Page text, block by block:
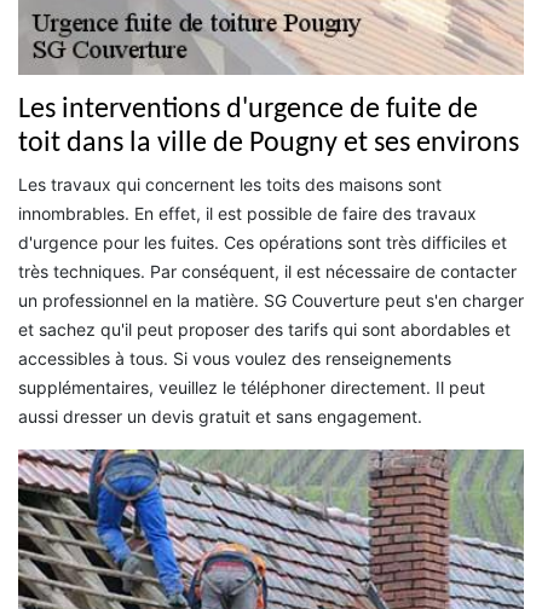
Les interventions d'urgence de fuite de
toit dans la ville de Pougny et ses environs
Les travaux qui concernent les toits des maisons sont
innombrables. En effet, il est possible de faire des travaux
d'urgence pour les fuites. Ces opérations sont très difficiles et
très techniques. Par conséquent, il est nécessaire de contacter
un professionnel en la matière. SG Couverture peut s'en charger
et sachez qu'il peut proposer des tarifs qui sont abordables et
accessibles à tous. Si vous voulez des renseignements
supplémentaires, veuillez le téléphoner directement. Il peut
aussi dresser un devis gratuit et sans engagement.